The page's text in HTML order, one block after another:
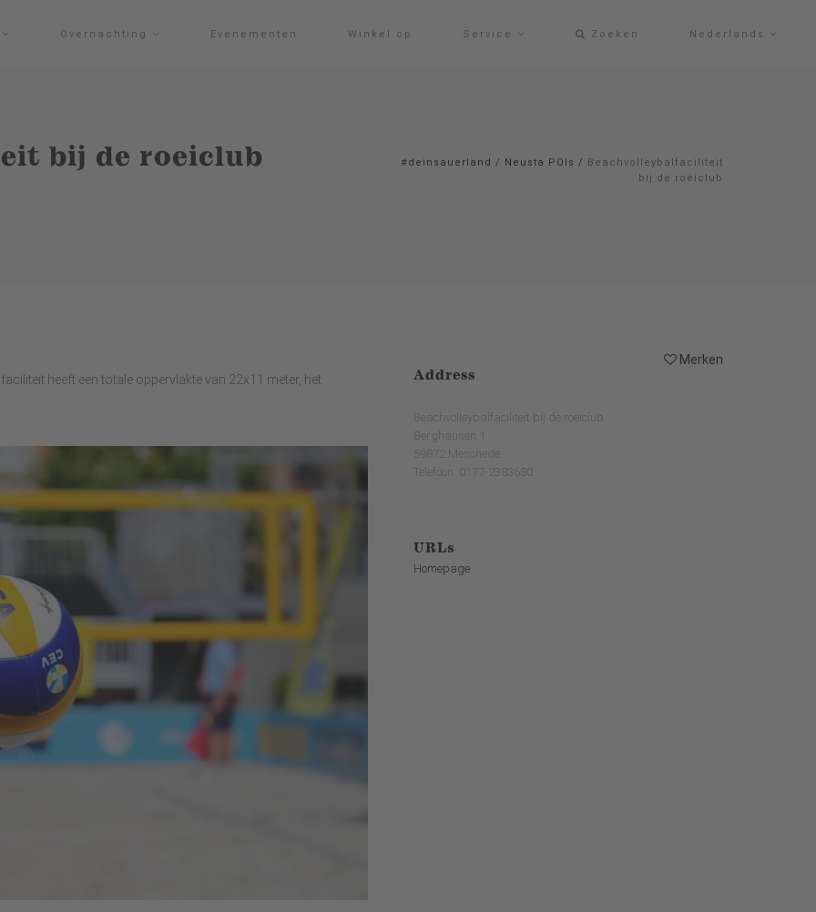
Overnachting Evenementen Winkel op Service Zoeken Nederlands
bij de roeiclub #deinsauerland / Neusta POIs / Beachvolleybalfaciliteit
bij de roeiclub
Merken
heeft een totale oppervlakte van 22x11 meter, het
Address
Beachvolleybalfaciliteit bij de roeiclub
Berghausen 1
59872 Meschede
Telefoon: 0177-2383680
URLs
Homepage